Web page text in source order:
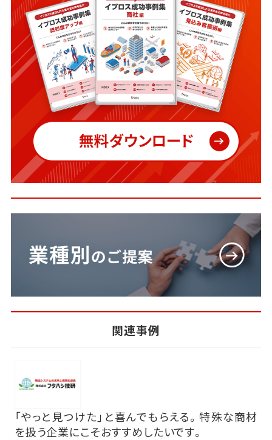
関連事例
「やっと見つけた」と喜んでもらえる。特殊な商材
を扱う企業にこそおすすめしたいです。